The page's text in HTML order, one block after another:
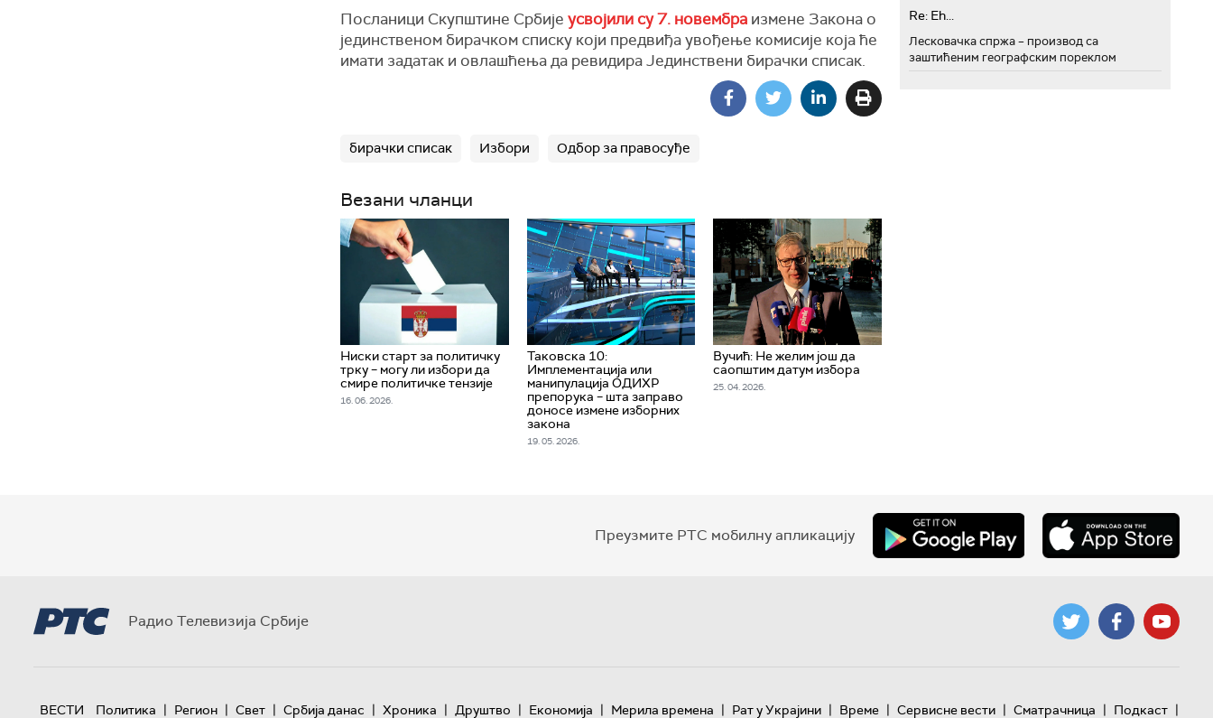
Посланици Скупштине Србије усвојили су 7. новембра измене Закона о
јединственом бирачком списку који предвиђа увођење комисије која ће
имати задатак и овлашћења да ревидира Јединствени бирачки списак.
бирачки списак Избори Одбор за правосуђе
Везани чланци
Ниски старт за политичку
трку – могу ли избори да
смире политичке тензије
16. 06. 2026.
Таковска 10:
Имплементација или
манипулација ОДИХР
препорука – шта заправо
доносе измене изборних
закона
19. 05. 2026.
Вучић: Не желим још да
саопштим датум избора
25. 04. 2026.
Re: Eh...
Лесковачка спржа – производ са
заштићеним географским пореклом
Преузмите РТС мобилну апликацију
Радио Телевизија Србије
ВЕСТИ Политика | Регион | Свет | Србија данас | Хроника | Друштво | Економија | Мерила времена | Рат у Украјини | Време | Сервисне вести | Сматрачница | Подкаст |